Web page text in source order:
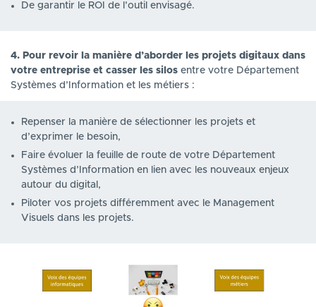
De garantir le ROI de l’outil envisagé.
4. Pour revoir la manière d’aborder les projets digitaux dans
votre entreprise et casser les silos entre votre Département
Systèmes d’Information et les métiers :
Repenser la manière de sélectionner les projets et
d’exprimer le besoin,
Faire évoluer la feuille de route de votre Département
Systèmes d’Information en lien avec les nouveaux enjeux
autour du digital,
Piloter vos projets différemment avec le Management
Visuels dans les projets.